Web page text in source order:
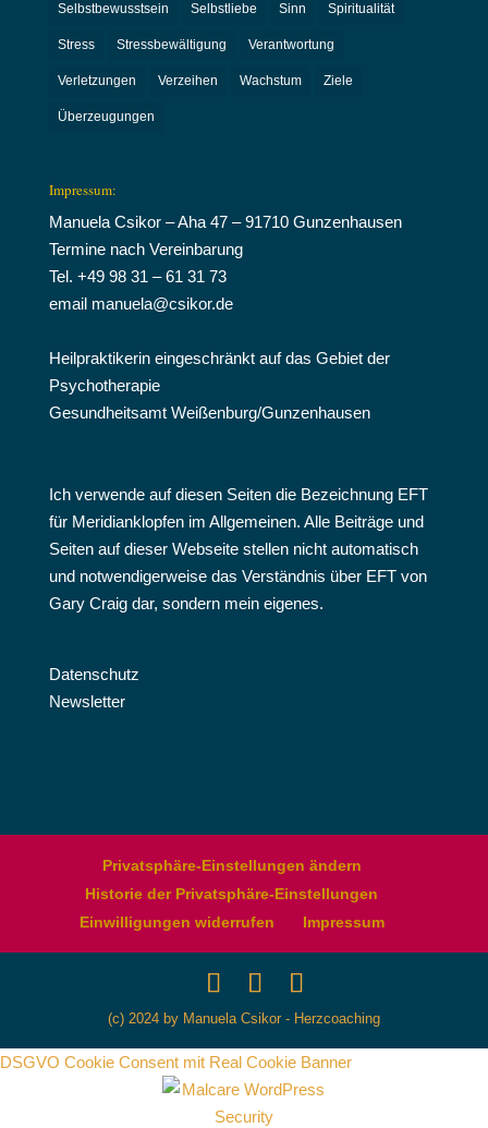
Selbstbewusstsein Selbstliebe Sinn Spiritualität
Stress Stressbewältigung Verantwortung
Verletzungen Verzeihen Wachstum Ziele
Überzeugungen
Impressum:
Manuela Csikor – Aha 47 – 91710 Gunzenhausen
Termine nach Vereinbarung
Tel. +49 98 31 – 61 31 73
email manuela@csikor.de
Heilpraktikerin eingeschränkt auf das Gebiet der
Psychotherapie
Gesundheitsamt Weißenburg/Gunzenhausen
Ich verwende auf diesen Seiten die Bezeichnung EFT
für Meridianklopfen im Allgemeinen. Alle Beiträge und
Seiten auf dieser Webseite stellen nicht automatisch
und notwendigerweise das Verständnis über EFT von
Gary Craig dar, sondern mein eigenes.
Datenschutz
Newsletter
Privatsphäre-Einstellungen ändern
Historie der Privatsphäre-Einstellungen
Einwilligungen widerrufen
Impressum
(c) 2024 by Manuela Csikor - Herzcoaching
DSGVO Cookie Consent mit Real Cookie Banner